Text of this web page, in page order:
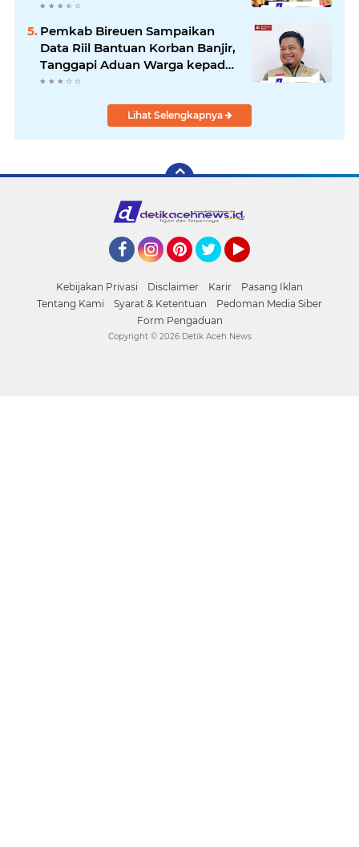
Pemkab Bireuen Sampaikan
Data Riil Bantuan Korban Banjir,
Tanggapi Aduan Warga kepada
Wapres
Lihat Selengkapnya
Kebijakan Privasi Disclaimer Karir
Pasang Iklan
Tentang Kami
Syarat & Ketentuan
Pedoman Media Siber
Form Pengaduan
Copyright © 2026 Detik Aceh News